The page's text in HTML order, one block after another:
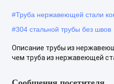
#Труба нержавеющей стали
#304 стальной трубы без швов
Описание трубы из
чем труба из нержавеющей